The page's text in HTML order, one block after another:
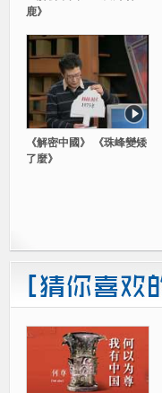
鹿》
《解密中國》 《珠峰變矮
了麼》